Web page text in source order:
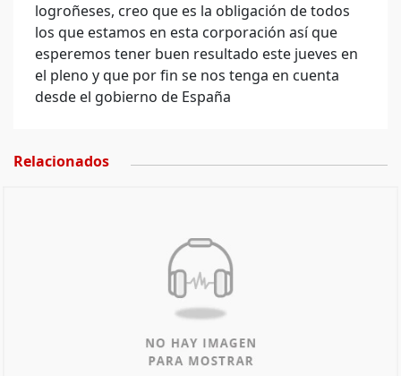
logroñeses, creo que es la obligación de todos
los que estamos en esta corporación así que
esperemos tener buen resultado este jueves en
el pleno y que por fin se nos tenga en cuenta
desde el gobierno de España
Relacionados